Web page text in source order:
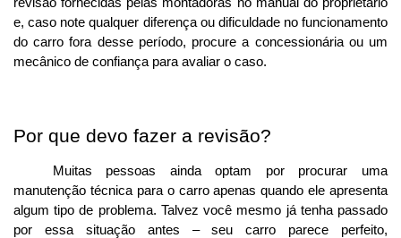
e, caso note qualquer diferença ou dificuldade no funcionamento
do carro fora desse período, procure a concessionária ou um
mecânico de confiança para avaliar o caso.
Por que devo fazer a revisão?
Muitas pessoas ainda optam por procurar uma
manutenção técnica para o carro apenas quando ele apresenta
algum tipo de problema. Talvez você mesmo já tenha passado
por essa situação antes – seu carro parece perfeito,